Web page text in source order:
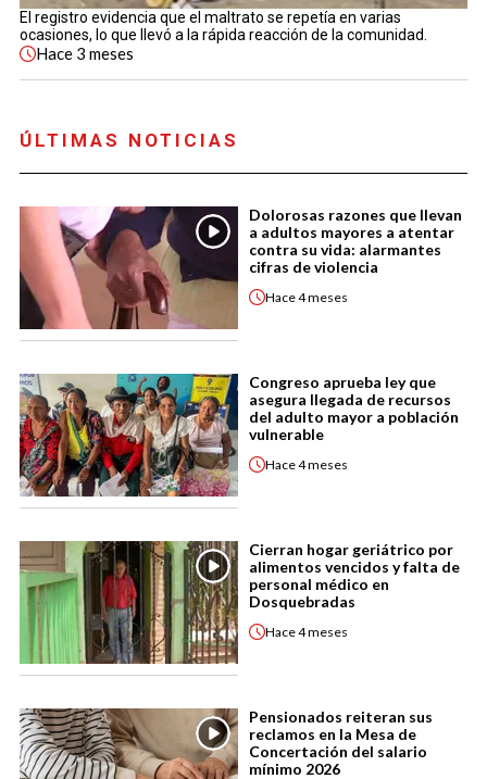
El registro evidencia que el maltrato se repetía en varias
ocasiones, lo que llevó a la rápida reacción de la comunidad.
Hace 3 meses
ÚLTIMAS NOTICIAS
Dolorosas razones que llevan
a adultos mayores a atentar
contra su vida: alarmantes
cifras de violencia
Hace4 meses
Congreso aprueba ley que
asegura llegada de recursos
del adulto mayor a población
vulnerable
Hace4 meses
Cierran hogar geriátrico por
alimentos vencidos y falta de
personal médico en
Dosquebradas
Hace4 meses
Pensionados reiteran sus
reclamos en la Mesa de
Concertación del salario
mínimo 2026